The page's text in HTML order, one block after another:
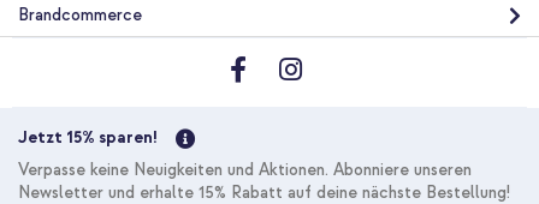
Brandcommerce
Jetzt 15% sparen!
Verpasse keine Neuigkeiten und Aktionen. Abonniere unseren
Newsletter und erhalte 15% Rabatt auf deine nächste Bestellung!